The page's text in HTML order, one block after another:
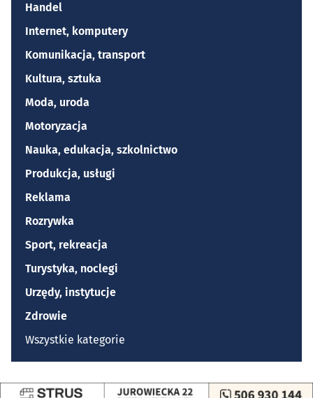
Handel
Internet, komputery
Komunikacja, transport
Kultura, sztuka
Moda, uroda
Motoryzacja
Nauka, edukacja, szkolnictwo
Produkcja, usługi
Reklama
Rozrywka
Sport, rekreacja
Turystyka, noclegi
Urzędy, instytucje
Zdrowie
Wszystkie kategorie